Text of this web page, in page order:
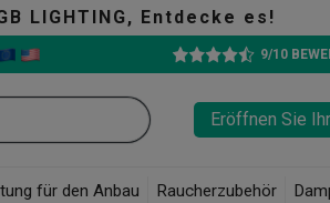
es!
9/10
Eröffnen Sie
für den Anbau Raucherzubehör